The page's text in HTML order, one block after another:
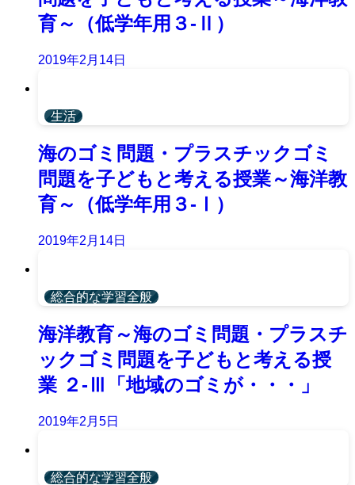
育～（低学年用３-Ⅱ）
2019年2月14日
生活
海のゴミ問題・プラスチックゴミ
問題を子どもと考える授業～海洋教
育～（低学年用３-Ⅰ）
2019年2月14日
総合的な学習全般
海洋教育～海のゴミ問題・プラスチ
ックゴミ問題を子どもと考える授
業 ２-Ⅲ「地域のゴミが・・・」
2019年2月5日
総合的な学習全般